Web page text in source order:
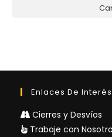
Enlaces De Interés
Cierres y Desvíos
Trabaje con